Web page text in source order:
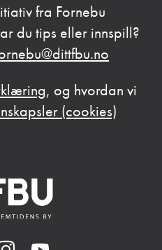
fra Fornebu
du tips eller innspill?
, og hvordan vi
(cookies)